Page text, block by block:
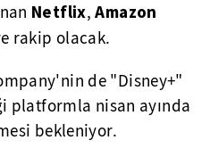
Netflix,Amazon
rakip olacak.
de "Disney+"
platformla nisan ayında
bekleniyor.